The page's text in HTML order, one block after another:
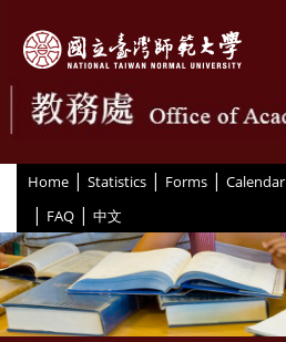
Home | Statistics | Forms | Calendar
| FAQ | 中文